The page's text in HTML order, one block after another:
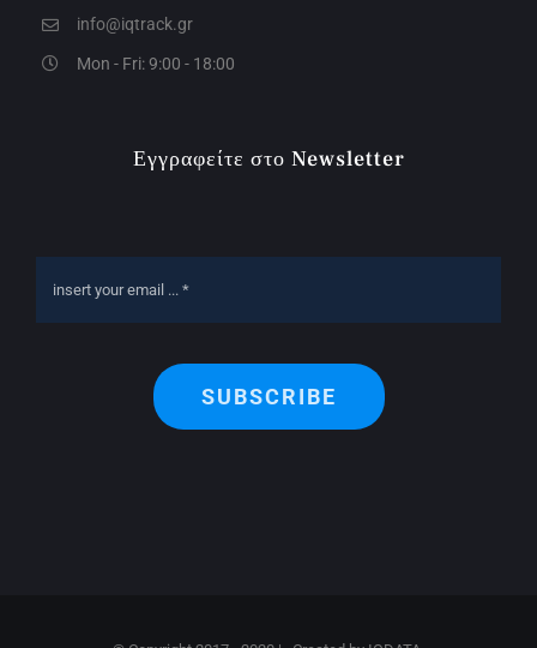
info@iqtrack.gr
Mon - Fri: 9:00 - 18:00
Εγγραφείτε στο Newsletter
SUBSCRIBE